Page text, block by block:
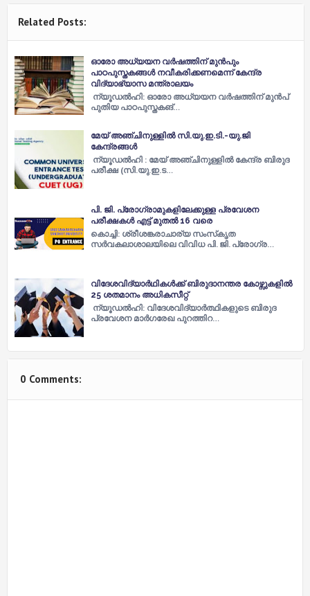
Related Posts:
ഓരോ അധ്യയന വർഷത്തിന് മുൻപും
പാഠപുസ്തകങ്ങള്‍ നവീകരിക്കണമെന്ന് കേന്ദ്ര
വിദ്യാഭ്യാസ മന്ത്രാലയം
ന്യൂഡല്‍ഹി: ഓരോ അധ്യയന വര്‍ഷത്തിന് മുൻപ്
പുതിയ പാഠപുസ്തകങ്…
മേയ് അഞ്ചിനുള്ളില്‍ സി.യു.ഇ.ടി.-യു.ജി
കേന്ദ്രങ്ങള്‍
ന്യൂഡല്‍ഹി : മേയ് അഞ്ചിനുള്ളില്‍ കേന്ദ്ര ബിരുദ
പരീക്ഷ (സി.യു.ഇ.ട…
പി. ജി. പ്രോഗ്രാമുകളിലേക്കുള്ള പ്രവേശന
പരീക്ഷകള്‍ എട്ട്‌ മുതല്‍ 16 വരെ
കൊച്ചി: ശ്രീശങ്കരാചാര്യ സംസ്‌കൃത
സര്‍വകലാശാലയിലെ വിവിധ പി. ജി. പ്രോഗ്ര…
വിദേശവിദ്യാർഥികള്‍ക്ക് ബിരുദാനന്തര കോഴ്സുകളില്‍
25 ശതമാനം അധികസീറ്റ്
ന്യൂഡല്‍ഹി: വിദേശവിദ്യാർത്ഥികളുടെ ബിരുദ
പ്രവേശന മാർഗരേഖ പുറത്തിറ…
0 Comments: